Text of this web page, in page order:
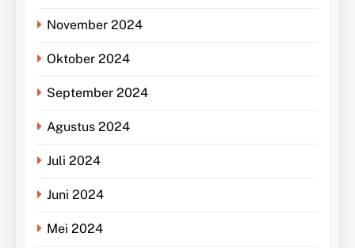
November 2024
Oktober 2024
September 2024
Agustus 2024
Juli 2024
Juni 2024
Mei 2024